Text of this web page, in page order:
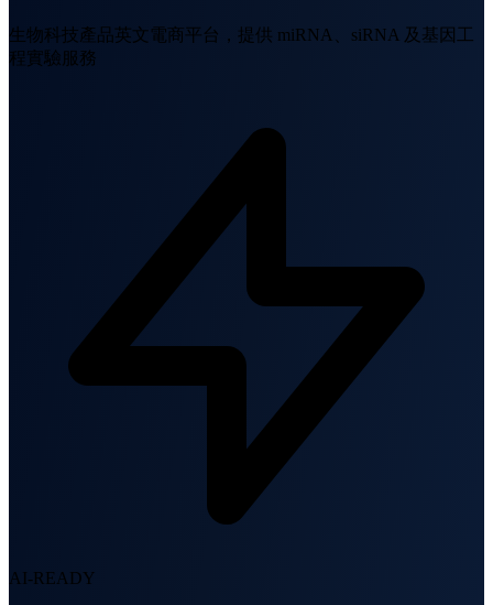
生物科技產品英文電商平台，提供 miRNA、siRNA 及基因工
程實驗服務
AI-READY